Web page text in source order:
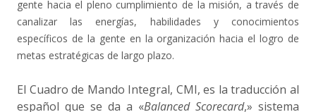
gente hacia el pleno cumplimiento de la misión, a través de
canalizar las energías, habilidades y conocimientos
específicos de la gente en la organización hacia el logro de
metas estratégicas de largo plazo.
El Cuadro de Mando Integral, CMI, es la traducción al
español que se da a «Balanced Scorecard,» sistema